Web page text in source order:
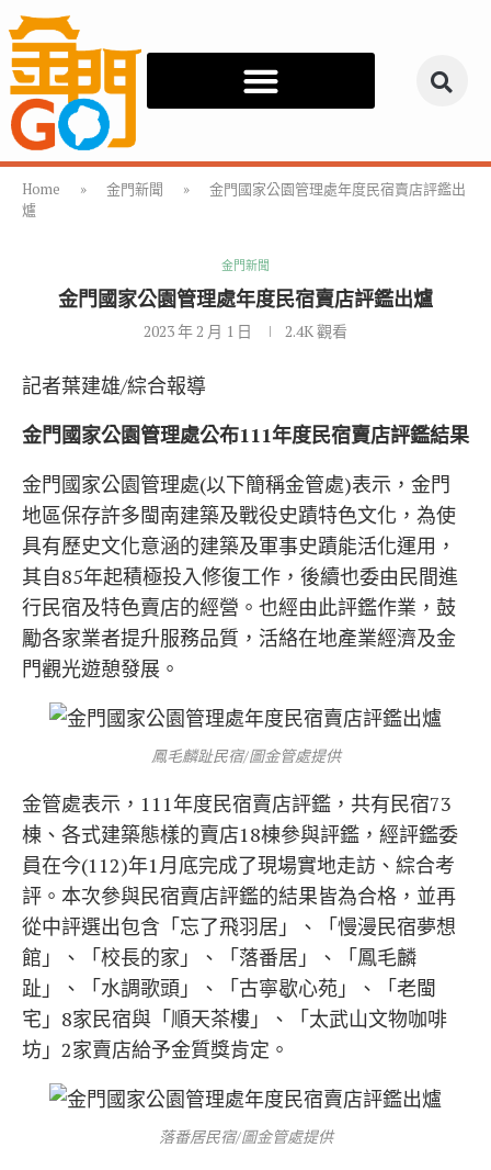
Home » 金門新聞 »
金門國家公園管理處年度民宿賣店評鑑出
爐
金門新聞
金門國家公園管理處年度民宿賣店評鑑出爐
2023 年 2 月 1 日 2.4K觀看
記者葉建雄/綜合報導
金門國家公園管理處公布111年度民宿賣店評鑑結果
金門國家公園管理處(以下簡稱金管處)表示，金門
地區保存許多閩南建築及戰役史蹟特色文化，為使
具有歷史文化意涵的建築及軍事史蹟能活化運用，
其自85年起積極投入修復工作，後續也委由民間進
行民宿及特色賣店的經營。也經由此評鑑作業，鼓
勵各家業者提升服務品質，活絡在地產業經濟及金
門觀光遊憩發展。
鳳毛麟趾民宿/圖金管處提供
金管處表示，111年度民宿賣店評鑑，共有民宿73
棟、各式建築態樣的賣店18棟參與評鑑，經評鑑委
員在今(112)年1月底完成了現場實地走訪、綜合考
評。本次參與民宿賣店評鑑的結果皆為合格，並再
從中評選出包含「忘了飛羽居」、「慢漫民宿夢想
館」、「校長的家」、「落番居」、「鳳毛麟
趾」、「水調歌頭」、「古寧歇心苑」、「老閩
宅」8家民宿與「順天茶樓」、「太武山文物咖啡
坊」2家賣店給予金質獎肯定。
落番居民宿/圖金管處提供